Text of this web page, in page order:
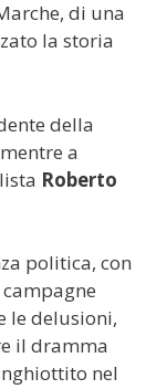
di una
la storia
della
mentre a
Roberto
politica, con
le delusioni,
il dramma
nel